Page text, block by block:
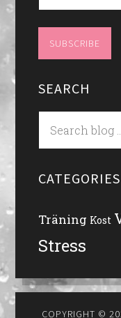
SEARCH
CATEGORIES
Träning Kost
Stress
COPYRIGHT ©